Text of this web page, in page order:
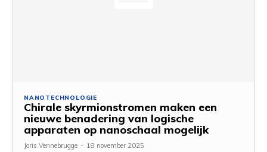
NANOTECHNOLOGIE
Chirale skyrmionstromen maken een
nieuwe benadering van logische
apparaten op nanoschaal mogelijk
Joris Vennebrugge - 18 november 2025